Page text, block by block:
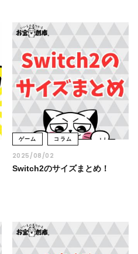
ゲーム コラム
2025/08/02
Switch2のサイズまとめ！